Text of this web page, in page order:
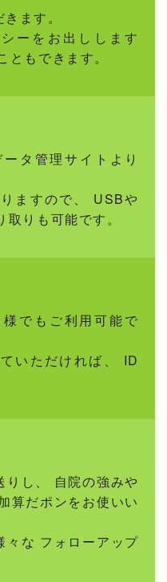
ます。
ーをお出しします
もできます。
タ管理サイトより
ますので、 USBや
りも可能です。
でもご利用可能で
いただければ、 ID
りし、 自院の強みや
算だポンをお使いい
々な フォローアップ